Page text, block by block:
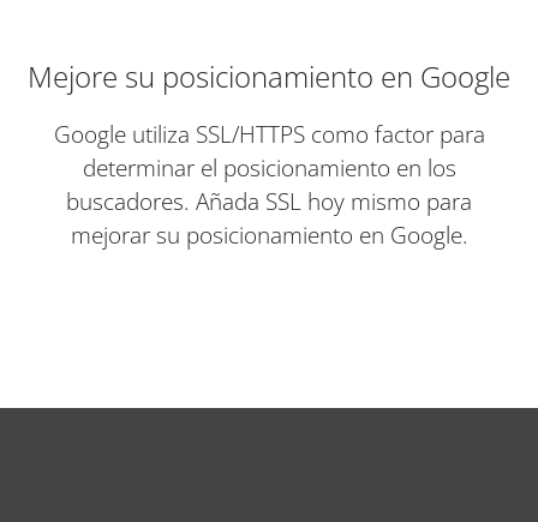
Mejore su posicionamiento en Google
Google utiliza SSL/HTTPS como factor para
determinar el posicionamiento en los
buscadores. Añada SSL hoy mismo para
mejorar su posicionamiento en Google.